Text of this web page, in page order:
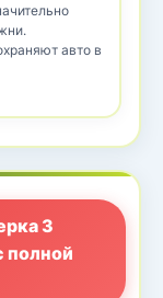
авто в
3
полной